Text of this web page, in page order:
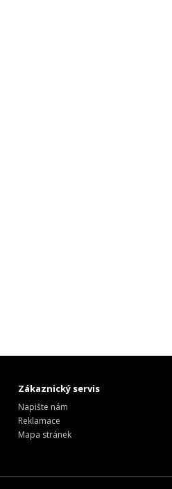
Zákaznický servis
Napište nám
Reklamace
Mapa stránek